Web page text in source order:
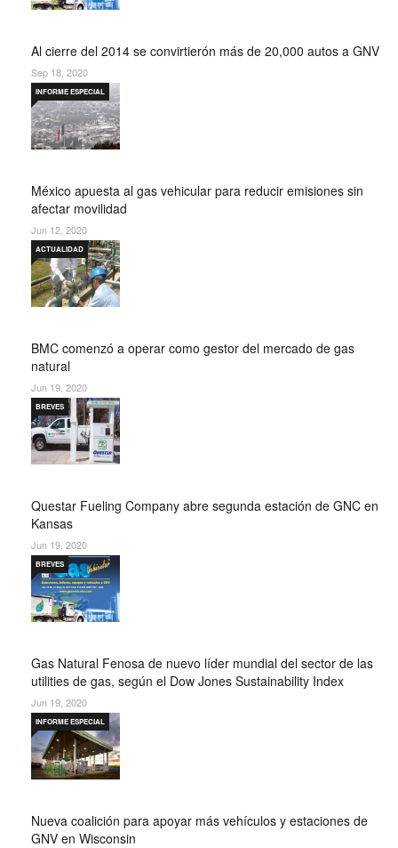
Al cierre del 2014 se convirtierón más de 20,000 autos a GNV
Sep 18, 2020
México apuesta al gas vehicular para reducir emisiones sin
afectar movilidad
INFORME ESPECIAL
Jun 12, 2020
BMC comenzó a operar como gestor del mercado de gas
natural
ACTUALIDAD
Jun 19, 2020
Questar Fueling Company abre segunda estación de GNC en
Kansas
BREVES
Jun 19, 2020
Gas Natural Fenosa de nuevo líder mundial del sector de las
utilities de gas, según el Dow Jones Sustainability Index
BREVES
Jun 19, 2020
Nueva coalición para apoyar más vehículos y estaciones de
GNV en Wisconsin
INFORME ESPECIAL